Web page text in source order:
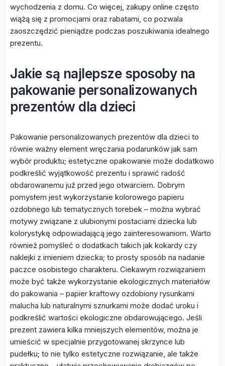
wychodzenia z domu. Co więcej, zakupy online często
wiążą się z promocjami oraz rabatami, co pozwala
zaoszczędzić pieniądze podczas poszukiwania idealnego
prezentu.
Jakie są najlepsze sposoby na
pakowanie personalizowanych
prezentów dla dzieci
Pakowanie personalizowanych prezentów dla dzieci to
równie ważny element wręczania podarunków jak sam
wybór produktu; estetyczne opakowanie może dodatkowo
podkreślić wyjątkowość prezentu i sprawić radość
obdarowanemu już przed jego otwarciem. Dobrym
pomysłem jest wykorzystanie kolorowego papieru
ozdobnego lub tematycznych torebek – można wybrać
motywy związane z ulubionymi postaciami dziecka lub
kolorystykę odpowiadającą jego zainteresowaniom. Warto
również pomyśleć o dodatkach takich jak kokardy czy
naklejki z imieniem dziecka; to prosty sposób na nadanie
paczce osobistego charakteru. Ciekawym rozwiązaniem
może być także wykorzystanie ekologicznych materiałów
do pakowania – papier kraftowy ozdobiony rysunkami
malucha lub naturalnymi sznurkami może dodać uroku i
podkreślić wartości ekologiczne obdarowującego. Jeśli
prezent zawiera kilka mniejszych elementów, można je
umieścić w specjalnie przygotowanej skrzynce lub
pudełku; to nie tylko estetyczne rozwiązanie, ale także